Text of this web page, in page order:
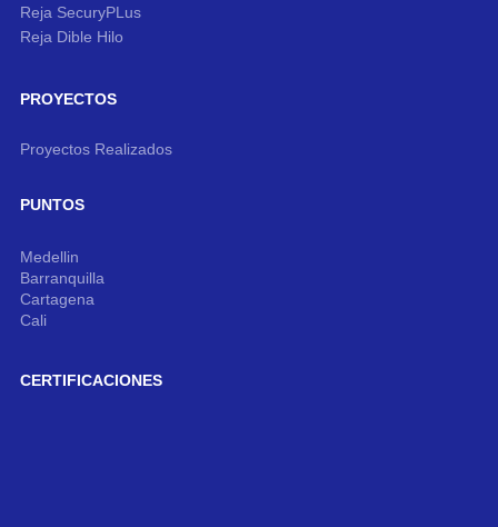
Reja SecuryPLus
Reja Dible Hilo
PROYECTOS
Proyectos Realizados
PUNTOS
Medellin
Barranquilla
Cartagena
Cali
CERTIFICACIONES